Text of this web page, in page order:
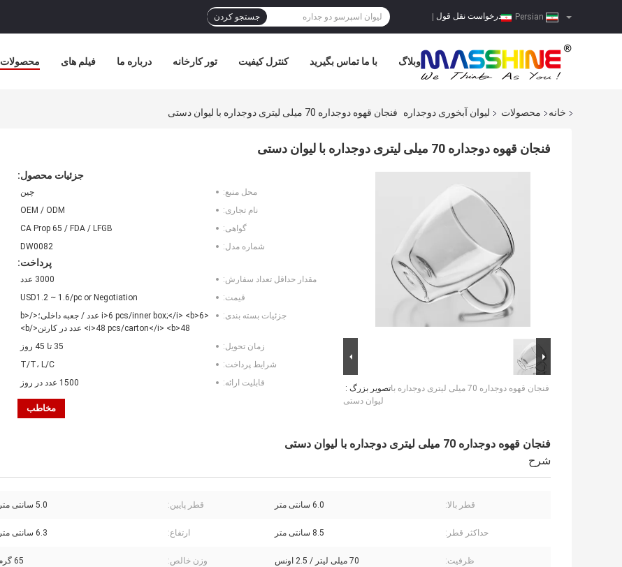
درخواست نقل قول جستجو کردن
محصولات فیلم های درباره ما تور کارخانه کنترل کیفیت با ما تماس بگیرید وبلاگ
خانه محصولات لیوان آبخوری دوجداره فنجان قهوه دوجداره 70 میلی لیتری دوجداره با لیوان دستی
فنجان قهوه دوجداره 70 میلی لیتری دوجداره با لیوان دستی
تصویر بزرگ :فنجان قهوه دوجداره 70 میلی لیتری دوجداره با
لیوان دستی
جزئیات محصول:
محل منبع:
چین
نام تجاری:
OEM / ODM
گواهی:
CA Prop 65 / FDA / LFGB
شماره مدل:
DW0082
پرداخت:
مقدار حداقل تعداد سفارش:
3000 عدد
قیمت:
USD1.2 ~ 1.6/pc or Negotiation
جزئیات بسته بندی:
<i>6 pcs/inner box;</i> <b>6 عدد / جعبه داخلی؛</b>
<i>48 pcs/carton</i> <b>48 عدد در کارتن</b>
زمان تحویل:
35 تا 45 روز
شرایط پرداخت:
T/T، L/C
قابلیت ارائه:
1500 عدد در روز
مخاطب
فنجان قهوه دوجداره 70 میلی لیتری دوجداره با لیوان دستی
شرح
قطر بالا: 6.0 سانتی متر قطر پایین: 5.0 سانتی متر
حداکثر قطر: 8.5 سانتی متر ارتفاع: 6.3 سانتی متر
ظرفیت: 70 میلی لیتر / 2.5 اونس وزن خالص: 65 گرم